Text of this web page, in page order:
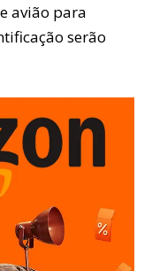
avião para
serão